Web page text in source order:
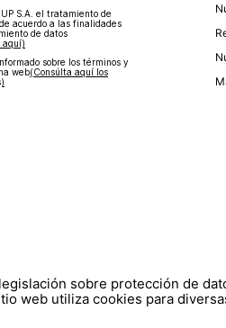
S.A. el tratamiento de
acuerdo a las finalidades
de datos
aquí)
sobre los términos y
web‎(Consúlta aquí los
sobre protección de
web utiliza cookies para